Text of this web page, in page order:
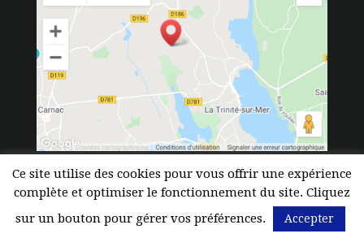
Mentions légales
Politique de
Ce site utilise des cookies pour vous offrir une expérience
complète et optimiser le fonctionnement du site. Cliquez
sur un bouton pour gérer vos préférences.
Accepter